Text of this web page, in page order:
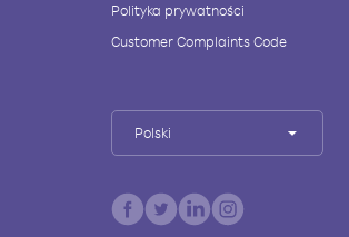
Polityka prywatności
Customer Complaints Code
Polski